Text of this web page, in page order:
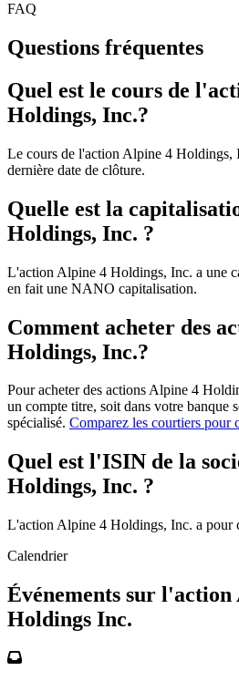
FAQ
Questions fréquentes
Quel est le cours de
Holdings, Inc.?
Le cours de l'action Alpine 4 Holdings,
dernière date de clôture.
Quelle est la
Holdings, Inc. ?
L'action Alpine 4 Holdings, Inc. a une
en fait une NANO capitalisation.
Comment acheter des
Holdings, Inc.?
Pour acheter des actions Alpine 4
un compte titre, soit dans votre banque
spécialisé. Comparez les courtiers pour
Quel est l'ISIN de la
Holdings, Inc. ?
L'action Alpine 4 Holdings, Inc. a pour
Calendrier
Événements sur l'action
Holdings Inc.